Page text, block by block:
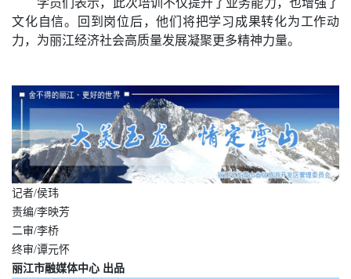
文化自信。回到岗位后，他们将把学习成果转化为工作动
力，为丽江经济社会高质量发展凝聚更多精神力量。
记者/侯玮
责编/李映芳
二审/李桥
终审/谭元怀
丽江市融媒体中心 出品